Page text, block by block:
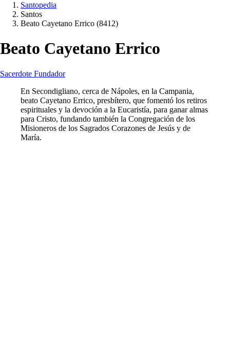
Santopedia
Santos
Beato Cayetano Errico (8412)
Beato Cayetano Errico
Sacerdote Fundador
En Secondigliano, cerca de Nápoles, en la Campania,
beato Cayetano Errico, presbítero, que fomentó los retiros
espirituales y la devoción a la Eucaristía, para ganar almas
para Cristo, fundando también la Congregación de los
Misioneros de los Sagrados Corazones de Jesús y de
María.